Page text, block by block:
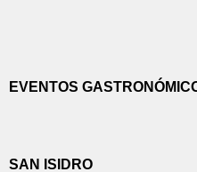
EVENTOS
SAN ISIDRO